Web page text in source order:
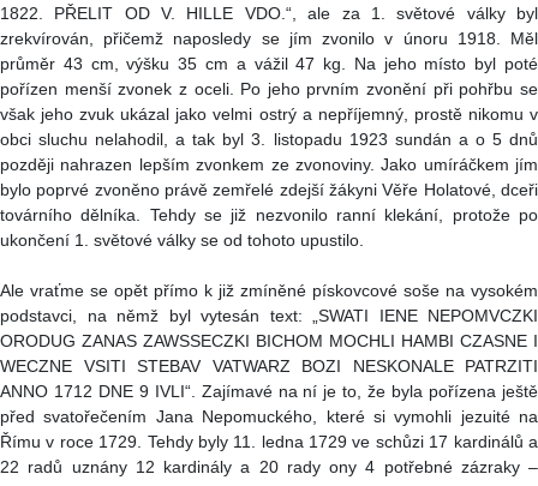
1822. PŘELIT OD V. HILLE VDO.“, ale za 1. světové války byl
zrekvírován, přičemž naposledy se jím zvonilo v únoru 1918. Měl
průměr 43 cm, výšku 35 cm a vážil 47 kg. Na jeho místo byl poté
pořízen menší zvonek z oceli. Po jeho prvním zvonění při pohřbu se
však jeho zvuk ukázal jako velmi ostrý a nepříjemný, prostě nikomu v
obci sluchu nelahodil, a tak byl 3. listopadu 1923 sundán a o 5 dnů
později nahrazen lepším zvonkem ze zvonoviny. Jako umíráčkem jím
bylo poprvé zvoněno právě zemřelé zdejší žákyni Věře Holatové, dceři
továrního dělníka. Tehdy se již nezvonilo ranní klekání, protože po
ukončení 1. světové války se od tohoto upustilo.
Ale vraťme se opět přímo k již zmíněné pískovcové soše na vysokém
podstavci, na němž byl vytesán text: „SWATI IENE NEPOMVCZKI
ORODUG ZANAS ZAWSSECZKI BICHOM MOCHLI HAMBI CZASNE I
WECZNE VSITI STEBAV VATWARZ BOZI NESKONALE PATRZITI
ANNO 1712 DNE 9 IVLI“. Zajímavé na ní je to, že byla pořízena ještě
před svatořečením Jana Nepomuckého, které si vymohli jezuité na
Římu v roce 1729. Tehdy byly 11. ledna 1729 ve schůzi 17 kardinálů a
22 radů uznány 12 kardinály a 20 rady ony 4 potřebné zázraky –